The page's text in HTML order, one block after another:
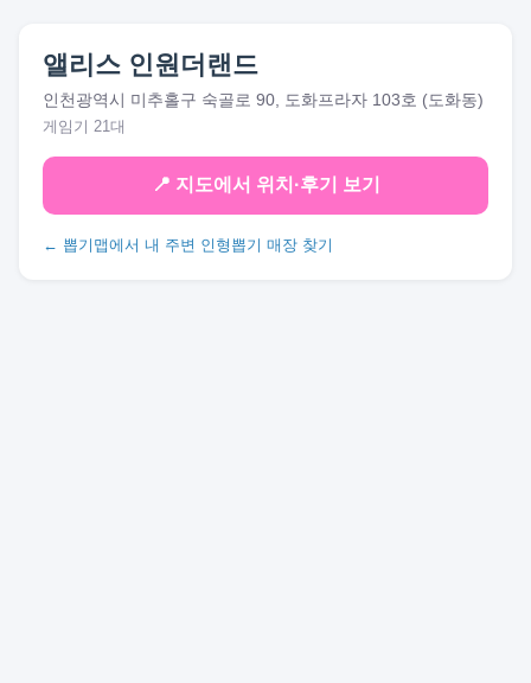
앨리스 인원더랜드
인천광역시 미추홀구 숙골로 90, 도화프라자 103호 (도화동)
게임기 21대
📍 지도에서 위치·후기 보기
← 뽑기맵에서 내 주변 인형뽑기 매장 찾기